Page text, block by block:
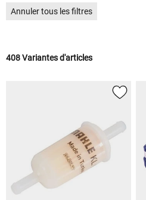
Annuler tous les filtres
408 Variantes d'articles